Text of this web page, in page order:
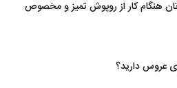
هنگام کار از روپوش تمیز و مخصوص
عروس دارید؟